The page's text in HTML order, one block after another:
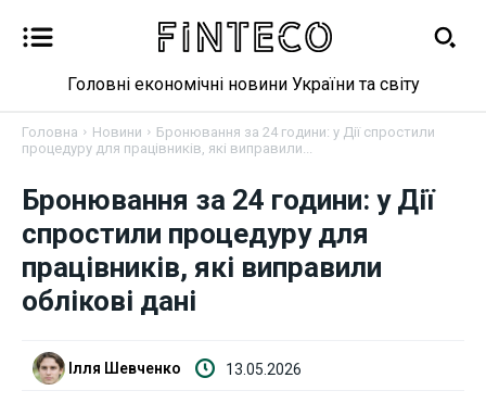
Новини
Бізнес
Фінанси
Валютний ринок
Головні економічні новини України та світу
Головна Новини
Бронювання за 24 години: у Дії спростили
процедуру для працівників, які виправили...
Бронювання за 24 години: у Дії
спростили процедуру для
працівників, які виправили
облікові дані
Ілля Шевченко 13.05.2026